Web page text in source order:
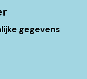
gegevens